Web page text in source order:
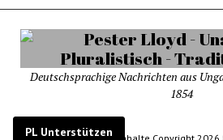
Deutschsprachige Nachrichten aus
1854
PL Unterstützen